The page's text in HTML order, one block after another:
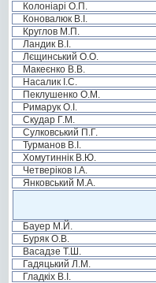
Колоніарі О.П.
Коновалюк В.І.
Круглов М.П.
Ландик В.І.
Лєщинський О.О.
Макеєнко В.В.
Насалик І.С.
Пеклушенко О.М.
Римарук О.І.
Скудар Г.М.
Сулковський П.Г.
Турманов В.І.
Хомутиннік В.Ю.
Четверіков І.А.
Янковський М.А.
Бауер М.Й.
Буряк О.В.
Васадзе Т.Ш.
Гадяцький Л.М.
Гладкіх В.І.